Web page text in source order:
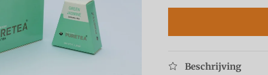
Beschrijving